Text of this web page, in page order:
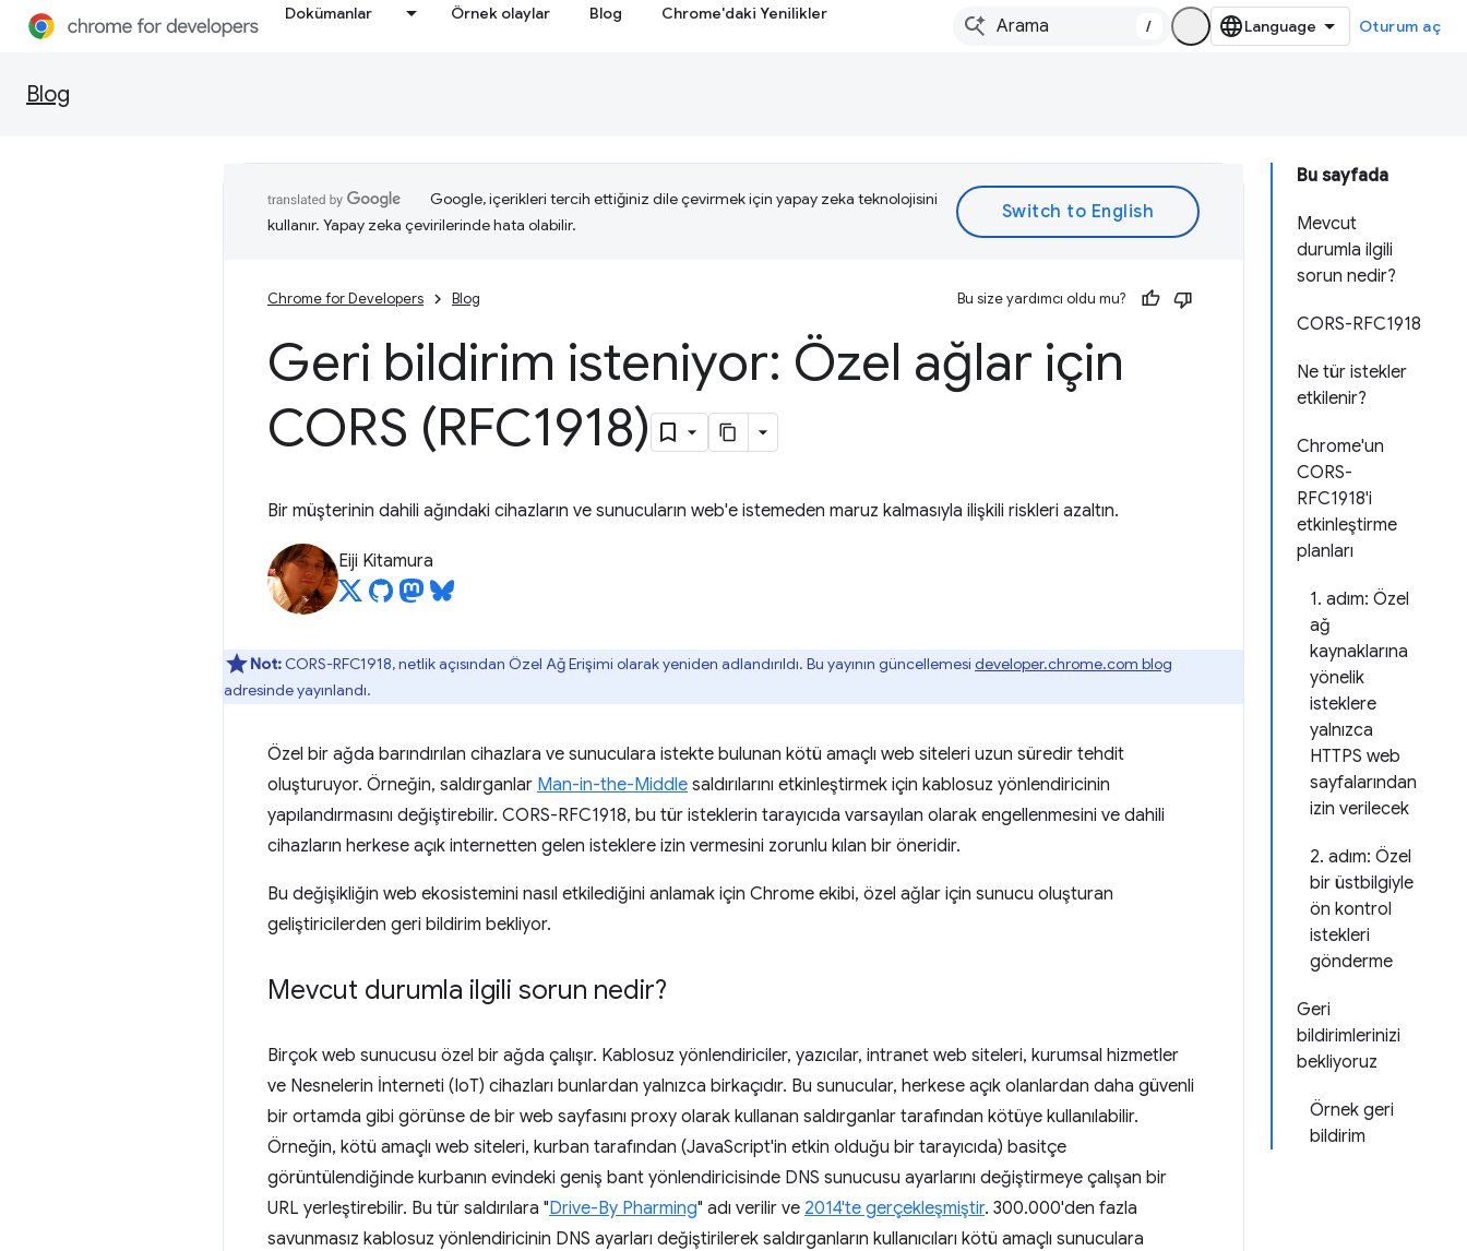
Dokümanlar Örnek olaylar Blog Chrome'daki Yenilikler
/ Oturum aç
Blog
Bu sayfada
Mevcut
durumla ilgili
sorun nedir?
CORS-RFC1918
Ne tür istekler
etkilenir?
Chrome'un
CORS-
RFC1918'i
etkinleştirme
planları
1. adım: Özel
ağ
kaynaklarına
yönelik
isteklere
yalnızca
HTTPS web
sayfalarından
izin verilecek
2. adım: Özel
bir üstbilgiyle
ön kontrol
istekleri
gönderme
Geri
bildirimlerinizi
bekliyoruz
Örnek geri
bildirim
Google, içerikleri tercih ettiğiniz dile çevirmek için yapay zeka teknolojisini
kullanır. Yapay zeka çevirilerinde hata olabilir.
Chrome for Developers Blog Bu size yardımcı oldu mu?
Geri bildirim isteniyor: Özel ağlar için
CORS (RFC1918)
Bir müşterinin dahili ağındaki cihazların ve sunucuların web'e istemeden maruz kalmasıyla ilişkili riskleri azaltın.
Eiji Kitamura
Not: CORS-RFC1918, netlik açısından Özel Ağ Erişimi olarak yeniden adlandırıldı. Bu yayının güncellemesi developer.chrome.com blog
adresinde yayınlandı.
Özel bir ağda barındırılan cihazlara ve sunuculara istekte bulunan kötü amaçlı web siteleri uzun süredir tehdit
oluşturuyor. Örneğin, saldırganlar Man-in-the-Middle saldırılarını etkinleştirmek için kablosuz yönlendiricinin
yapılandırmasını değiştirebilir. CORS-RFC1918, bu tür isteklerin tarayıcıda varsayılan olarak engellenmesini ve dahili
cihazların herkese açık internetten gelen isteklere izin vermesini zorunlu kılan bir öneridir.
Bu değişikliğin web ekosistemini nasıl etkilediğini anlamak için Chrome ekibi, özel ağlar için sunucu oluşturan
geliştiricilerden geri bildirim bekliyor.
Mevcut durumla ilgili sorun nedir?
Birçok web sunucusu özel bir ağda çalışır. Kablosuz yönlendiriciler, yazıcılar, intranet web siteleri, kurumsal hizmetler
ve Nesnelerin İnterneti (IoT) cihazları bunlardan yalnızca birkaçıdır. Bu sunucular, herkese açık olanlardan daha güvenli
bir ortamda gibi görünse de bir web sayfasını proxy olarak kullanan saldırganlar tarafından kötüye kullanılabilir.
Örneğin, kötü amaçlı web siteleri, kurban tarafından (JavaScript'in etkin olduğu bir tarayıcıda) basitçe
görüntülendiğinde kurbanın evindeki geniş bant yönlendiricisinde DNS sunucusu ayarlarını değiştirmeye çalışan bir
URL yerleştirebilir. Bu tür saldırılara "Drive-By Pharming" adı verilir ve 2014'te gerçekleşmiştir. 300.000'den fazla
savunmasız kablosuz yönlendiricinin DNS ayarları değiştirilerek saldırganların kullanıcıları kötü amaçlı sunuculara